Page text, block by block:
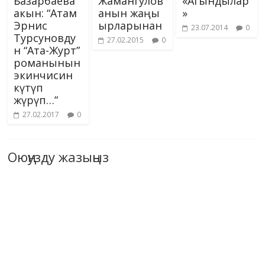
акын: “Атам
Эрнис
Турсуновду
н “Ата-Журт”
романынын
экинчисин
күтүп
жүрүп…”
27.02.2017 0
анын жаңы
ырларынан
27.02.2015 0
»
23.07.2014 0
Оюңузду жазыңыз